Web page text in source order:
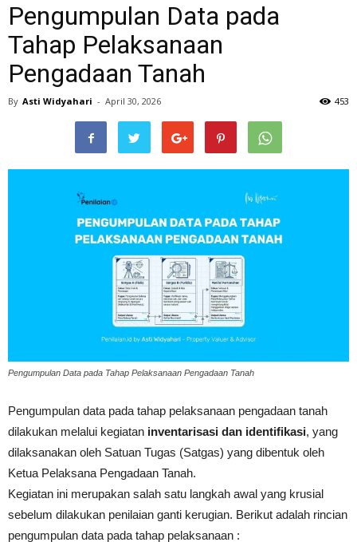
Pengumpulan Data pada
Tahap Pelaksanaan
Pengadaan Tanah
By Asti Widyahari - April 30, 2026 453
Pengumpulan Data pada Tahap Pelaksanaan Pengadaan Tanah
Pengumpulan data pada tahap pelaksanaan pengadaan tanah
dilakukan melalui kegiatan inventarisasi dan identifikasi, yang
dilaksanakan oleh Satuan Tugas (Satgas) yang dibentuk oleh
Ketua Pelaksana Pengadaan Tanah.
Kegiatan ini merupakan salah satu langkah awal yang krusial
sebelum dilakukan penilaian ganti kerugian. Berikut adalah rincian
pengumpulan data pada tahap pelaksanaan :